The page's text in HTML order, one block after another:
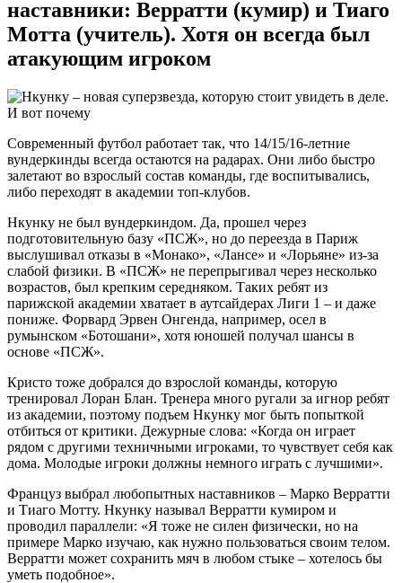
наставники: Верратти (кумир) и Тиаго
Мотта (учитель). Хотя он всегда был
атакующим игроком
Современный футбол работает так, что 14/15/16-летние
вундеркинды всегда остаются на радарах. Они либо быстро
залетают во взрослый состав команды, где воспитывались,
либо переходят в академии топ-клубов.
Нкунку не был вундеркиндом. Да, прошел через
подготовительную базу «ПСЖ», но до переезда в Париж
выслушивал отказы в «Монако», «Лансе» и «Лорьяне» из-за
слабой физики. В «ПСЖ» не перепрыгивал через несколько
возрастов, был крепким середняком. Таких ребят из
парижской академии хватает в аутсайдерах Лиги 1 – и даже
пониже. Форвард Эрвен Онгенда, например, осел в
румынском «Ботошани», хотя юношей получал шансы в
основе «ПСЖ».
Кристо тоже добрался до взрослой команды, которую
тренировал Лоран Блан. Тренера много ругали за игнор ребят
из академии, поэтому подъем Нкунку мог быть попыткой
отбиться от критики. Дежурные слова: «Когда он играет
рядом с другими техничными игроками, то чувствует себя как
дома. Молодые игроки должны немного играть с лучшими».
Француз выбрал любопытных наставников – Марко Верратти
и Тиаго Мотту. Нкунку называл Верратти кумиром и
проводил параллели: «Я тоже не силен физически, но на
примере Марко изучаю, как нужно пользоваться своим телом.
Верратти может сохранить мяч в любом стыке – хотелось бы
уметь подобное».